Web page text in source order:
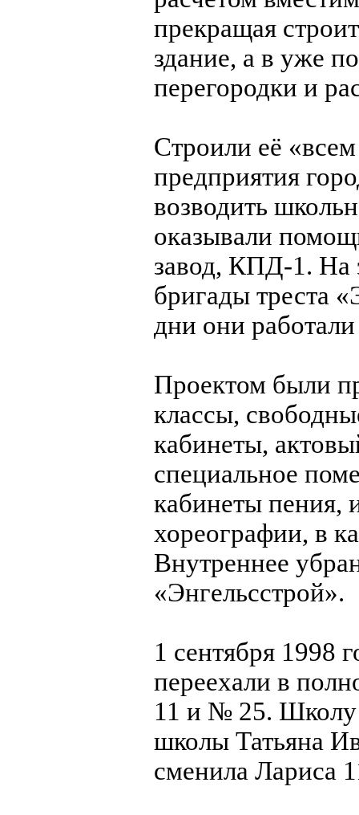
прекращая
здание, а в уже
перегородки и
Строили её
предприятия
возводить
оказывали
завод, КПД-1. На
бригады треста
дни они
Проектом были
классы,
кабинеты,
специальное
кабинеты пения,
хореографии, в
Внутреннее
«Энгельсстрой».
1 сентября 1998
переехали в
11 и № 25. Школу
школы Татьяна
сменила Лариса